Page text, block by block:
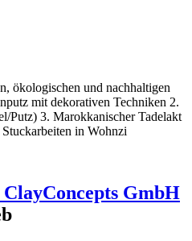
ökologischen und nachhaltigen
mit dekorativen Techniken 2.
Putz) 3. Marokkanischer Tadelakt
in Wohnzi
GmbH